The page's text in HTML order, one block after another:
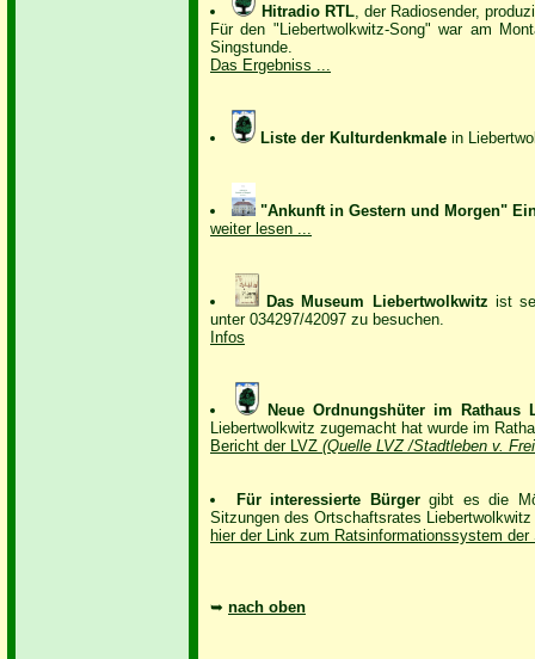
Hitradio RTL, der Radiosender,
Für den "Liebertwolkwitz-Song" war am
Singstunde.
Das Ergebniss ...
Liste der Kulturdenkmale in
"Ankunft in Gestern und Morgen"
weiter lesen ...
Das Museum Liebertwolkwitz ist
unter 034297/42097 zu besuchen.
Infos
Neue Ordnungshüter im Rathaus
Liebertwolkwitz zugemacht hat wurde im
Bericht der LVZ (Quelle LVZ /Stadtleben v.
Für interessierte Bürgergibt es die
Sitzungen des Ortschaftsrates
hier der Link zum Ratsinformationssystem
➥ nach oben